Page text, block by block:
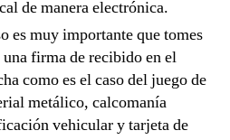
de manera electrónica.
es muy importante que tomes
firma de recibido en el
como es el caso del juego de
metálico, calcomanía
vehicular y tarjeta de